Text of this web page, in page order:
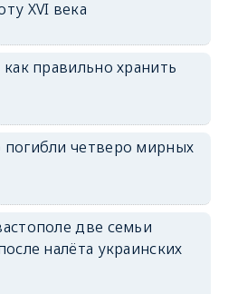
erid: 2SDnjdvhGXG
XVI века
правильно хранить
четверо мирных
две семьи
налёта украинских